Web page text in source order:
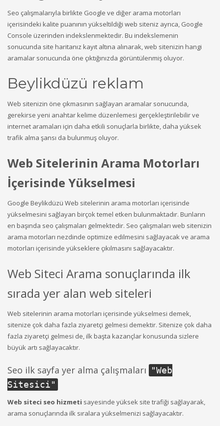
Seo çalışmalarıyla birlikte Google ve diğer arama motorları
içerisindeki kalite puanının yükseltildiği web siteniz ayrıca, Google
Console üzerinden indekslenmektedir. Bu indekslemenin
sonucunda site haritanız kayıt altına alınarak, web sitenizin hangi
aramalar sonucunda öne çıktığınızda görüntülenmiş oluyor.
Beylikdüzü reklam
Web sitenizin öne çıkmasının sağlayan aramalar sonucunda,
gerekirse yeni anahtar kelime düzenlemesi gerçekleştirilebilir ve
internet aramaları için daha etkili sonuçlarla birlikte, daha yüksek
trafik alma şansı da bulunmuş oluyor.
Web Sitelerinin Arama Motorları
İçerisinde Yükselmesi
Google Beylikdüzü Web sitelerinin arama motorları içerisinde
yükselmesini sağlayan birçok temel etken bulunmaktadır. Bunların
en başında seo çalışmaları gelmektedir. Seo çalışmaları web sitenizin
arama motorları nezdinde optimize edilmesini sağlayacak ve arama
motorları içerisinde yükseklere çıkılmasını sağlayacaktır.
Web Siteci Arama sonuçlarında ilk
sırada yer alan web siteleri
Web sitelerinin arama motorları içerisinde yükselmesi demek,
sitenize çok daha fazla ziyaretçi gelmesi demektir. Sitenize çok daha
fazla ziyaretçi gelmesi de, ilk başta kazançlar konusunda sizlere
büyük artı sağlayacaktır.
Seo ilk sayfa yer alma çalışmaları "Web
Sitesici"
Web siteci seo hizmeti sayesinde yüksek site trafiği sağlayarak,
arama sonuçlarında ilk sıralara yükselmenizi sağlayacaktır.